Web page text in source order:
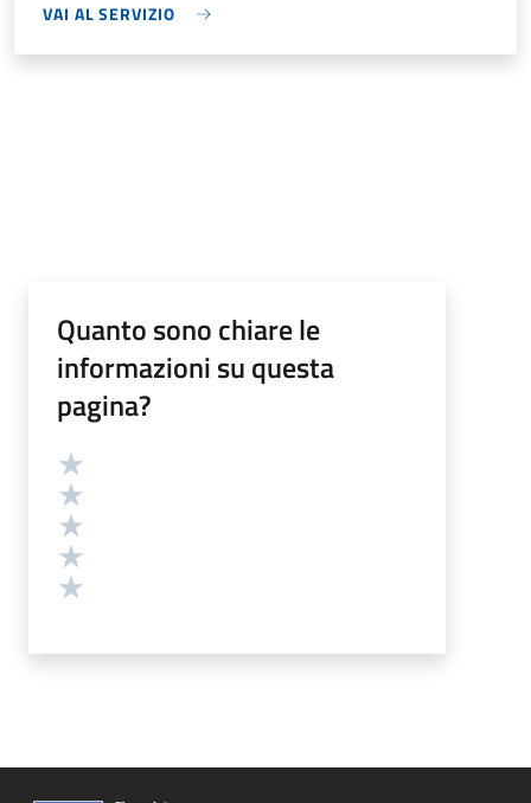
VAI AL SERVIZIO
Quanto sono chiare le
informazioni su questa
pagina?
Valutazione